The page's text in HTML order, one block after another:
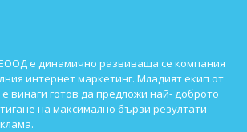
е динамично развиваща се компания
интернет маркетинг. Младият екип от
винаги готов да предложи най- доброто
на максимално бързи резултати